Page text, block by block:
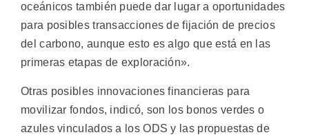
oceánicos también puede dar lugar a oportunidades
para posibles transacciones de fijación de precios
del carbono, aunque esto es algo que está en las
primeras etapas de exploración».
Otras posibles innovaciones financieras para
movilizar fondos, indicó, son los bonos verdes o
azules vinculados a los ODS y las propuestas de